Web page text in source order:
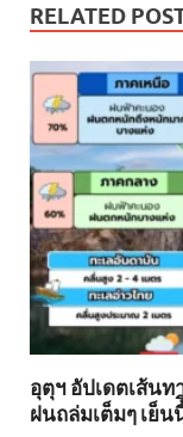
RELATED
อุตุฯ อัปเดตเส้น
ฝนถล่มเต็มๆ เย็น